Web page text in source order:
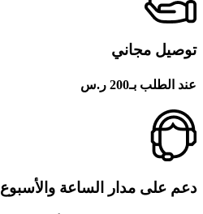
توصيل مجاني
عند الطلب بـ200 ر.س
دعم على مدار الساعة والأسبوع